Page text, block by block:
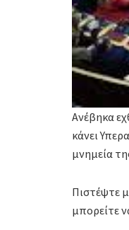
Ανέβηκα
κάνει
μνημεία
Πιστέψτε
μπορείτε